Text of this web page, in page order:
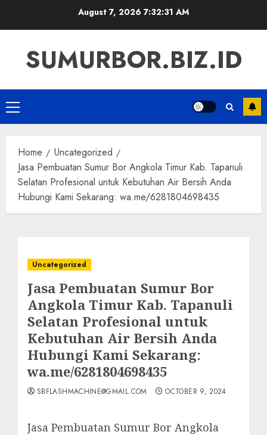
August 7, 2026 7:32:32 AM
SUMURBOR.BIZ.ID
Primary
Menu
Home
Uncategorized
Jasa Pembuatan Sumur Bor Angkola Timur Kab. Tapanuli
Selatan Profesional untuk Kebutuhan Air Bersih Anda
Hubungi Kami Sekarang: wa.me/6281804698435
Uncategorized
Jasa Pembuatan Sumur Bor
Angkola Timur Kab. Tapanuli
Selatan Profesional untuk
Kebutuhan Air Bersih Anda
Hubungi Kami Sekarang:
wa.me/6281804698435
SBFLASHMACHINE@GMAIL.COM OCTOBER 9, 2024
Jasa Pembuatan Sumur Bor Angkola